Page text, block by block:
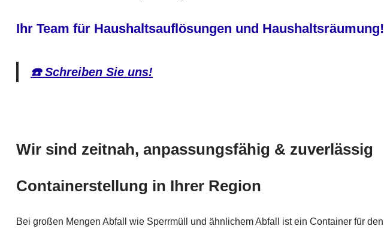
Ihr Team für Haushaltsauflösungen und Haushaltsräumung!
☎️ Schreiben Sie uns!
Wir sind zeitnah, anpassungsfähig & zuverlässig
Containerstellung in Ihrer Region
Bei großen Mengen Abfall wie Sperrmüll und ähnlichem Abfall ist ein Container für den